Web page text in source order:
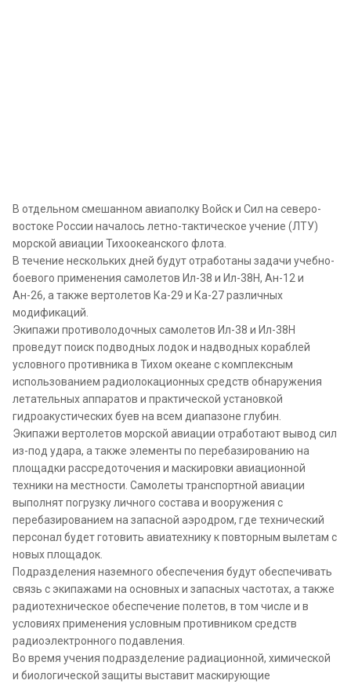
В отдельном смешанном авиаполку Войск и Сил на северо-
востоке России началось летно-тактическое учение (ЛТУ)
морской авиации Тихоокеанского флота.
В течение нескольких дней будут отработаны задачи учебно-
боевого применения самолетов Ил-38 и Ил-38Н, Ан-12 и
Ан-26, а также вертолетов Ка-29 и Ка-27 различных
модификаций.
Экипажи противолодочных самолетов Ил-38 и Ил-38Н
проведут поиск подводных лодок и надводных кораблей
условного противника в Тихом океане с комплексным
использованием радиолокационных средств обнаружения
летательных аппаратов и практической установкой
гидроакустических буев на всем диапазоне глубин.
Экипажи вертолетов морской авиации отработают вывод сил
из-под удара, а также элементы по перебазированию на
площадки рассредоточения и маскировки авиационной
техники на местности. Самолеты транспортной авиации
выполнят погрузку личного состава и вооружения с
перебазированием на запасной аэродром, где технический
персонал будет готовить авиатехнику к повторным вылетам с
новых площадок.
Подразделения наземного обеспечения будут обеспечивать
связь с экипажами на основных и запасных частотах, а также
радиотехническое обеспечение полетов, в том числе и в
условиях применения условным противником средств
радиоэлектронного подавления.
Во время учения подразделение радиационной, химической
и биологической защиты выставит маскирующие